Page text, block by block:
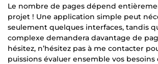
Le nombre de pages dépend
projet ! Une application simple peut
seulement quelques interfaces, tandis
complexe demandera davantage de
hésitez, n’hésitez pas à me contacter
puissions évaluer ensemble vos besoins